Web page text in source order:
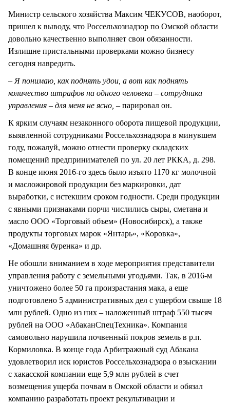
Министр сельского хозяйства Максим ЧЕКУСОВ, наоборот,
пришел к выводу, что Россельхознадзор по Омской области
довольно качественно выполняет свои обязанности.
Излишне пристальными проверками можно бизнесу
сегодня навредить.
– Я понимаю, как поднять удои, а вот как поднять
количество штрафов на одного человека – сотрудника
управления – для меня не ясно, – парировал он.
К ярким случаям незаконного оборота пищевой продукции,
выявленной сотрудниками Россельхознадзора в минувшем
году, пожалуй, можно отнести проверку складских
помещений предпринимателей по ул. 20 лет РККА, д. 298.
В конце июня 2016-го здесь было изъято 1170 кг молочной
и масложировой продукции без маркировки, дат
выработки, с истекшим сроком годности. Среди продукции
с явными признаками порчи числились сыры, сметана и
масло ООО «Торговый объем» (Новосибирск), а также
продукты торговых марок «Янтарь», «Коровка»,
«Домашняя буренка» и др.
Не обошли вниманием в ходе мероприятия представители
управления работу с земельными угодьями. Так, в 2016-м
уничтожено более 50 га произрастания мака, а еще
подготовлено 5 административных дел с ущербом свыше 18
млн рублей. Одно из них – наложенный штраф 550 тысяч
рублей на ООО «АбаканСпецТехника». Компания
самовольно нарушила почвенный покров земель в р.п.
Кормиловка. В конце года Арбитражный суд Абакана
удовлетворил иск юристов Россельхознадзора о взыскании
с хакасской компании еще 5,9 млн рублей в счет
возмещения ущерба почвам в Омской области и обязал
компанию разработать проект рекультивации и